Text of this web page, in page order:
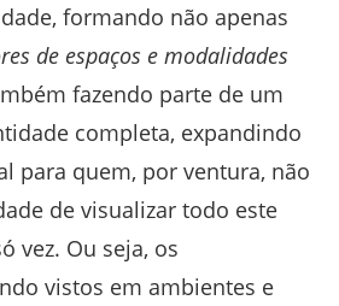
formando não apenas
de espaços e modalidades
fazendo parte de um
completa, expandindo
para quem, por ventura, não
de visualizar todo este
vez. Ou seja, os
vistos em ambientes e